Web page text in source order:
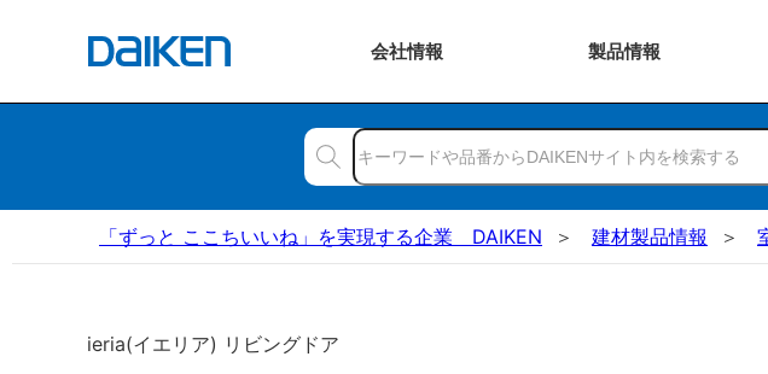
会社情報 製品情報
「ずっと ここちいいね」を実現する企業 DAIKEN 建材製品情報
ieria(イエリア) リビングドア